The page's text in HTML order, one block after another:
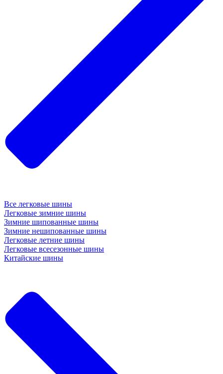
Все легковые шины
Легковые зимние шины
Зимние шипованные шины
Зимние нешипованные шины
Легковые летние шины
Легковые всесезонные шины
Китайские шины